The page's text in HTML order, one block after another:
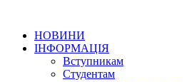
НОВИНИ
ІНФОРМАЦІЯ
Вступникам
Студентам